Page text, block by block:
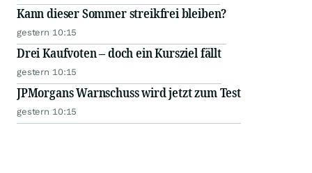
Kann dieser Sommer streikfrei bleiben?
gestern 10:15
Drei Kaufvoten – doch ein Kursziel fällt
gestern 10:15
JPMorgans Warnschuss wird jetzt zum Test
gestern 10:15